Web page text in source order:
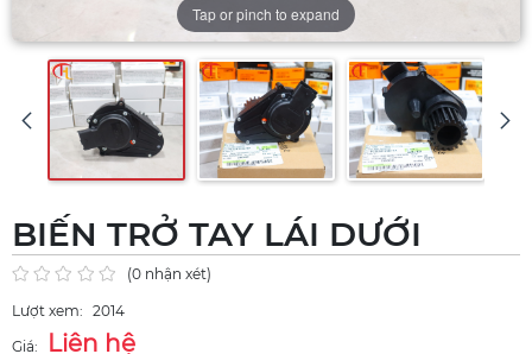
Tap or pinch to expand
BIẾN TRỞ TAY LÁI DƯỚI
(0 nhận xét)
Lượt xem: 2014
Giá:
Liên hệ